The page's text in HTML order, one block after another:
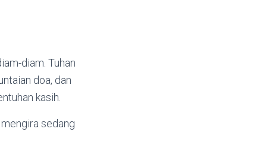
diam. Tuhan
doa, dan
kasih.
sedang